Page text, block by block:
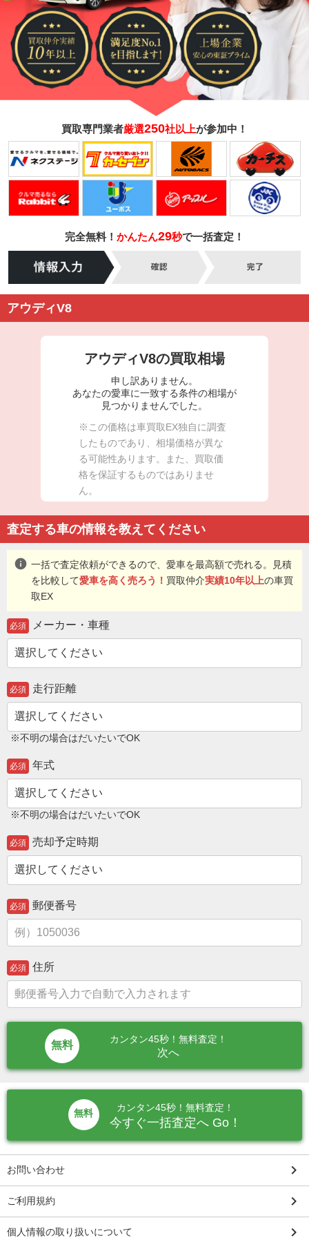
買取専門業者厳選250社以上が参加中！
完全無料！ かんたん29秒で一括査定！
アウディV8
アウディV8の買取相場
申し訳ありません。
あなたの愛車に一致する条件の相場が
見つかりませんでした。
※この価格は車買取EX独自に調査
したものであり、相場価格が異な
る可能性あります。また、買取価
格を保証するものではありませ
ん。
査定する車の情報を教えてください
info 一括で査定依頼ができるので、愛車を最高額で売れる。見積
を比較して愛車を高く売ろう！ 買取仲介実績10年以上の車買
取EX
必須 メーカー・車種
必須 走行距離
※不明の場合はだいたいでOK
必須 年式
※不明の場合はだいたいでOK
必須 売却予定時期
必須 郵便番号
必須 住所
カンタン45秒！無料査定！
次へ
無料
カンタン45秒！無料査定！
今すぐ一括査定へ Go！
お問い合わせ keyboard_arrow_right
ご利用規約 keyboard_arrow_right
個人情報の取り扱いについて keyboard_arrow_right